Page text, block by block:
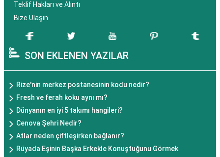
Teklif Hakları ve Alıntı
Bize Ulaşın
SON EKLENEN YAZILAR
Rize'nin merkez postanesinin kodu nedir?
Fresh ve ferah koku aynı mı?
Dünyanın en iyi 5 takımı hangileri?
Cenova Şehri Nedir?
Atlar neden çiftleşirken bağlanır?
Rüyada Eşinin Başka Erkekle Konuştuğunu Görmek